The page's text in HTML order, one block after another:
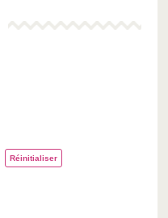
Réinitialiser